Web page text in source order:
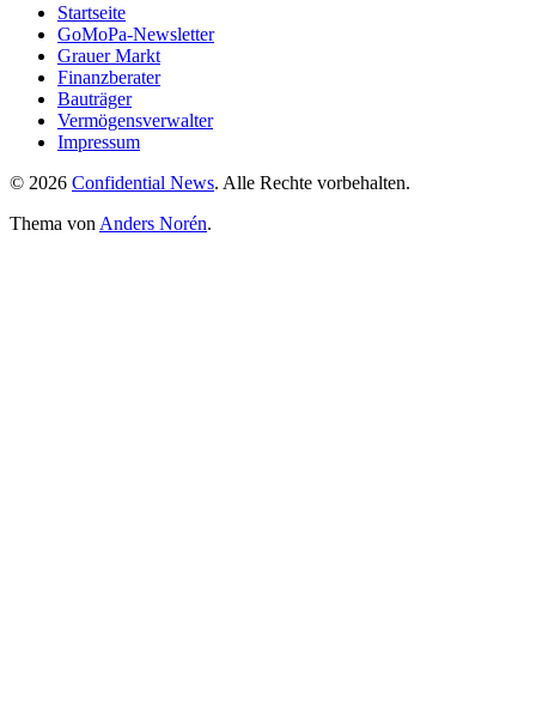
Startseite
GoMoPa-Newsletter
Grauer Markt
Finanzberater
Bauträger
Vermögensverwalter
Impressum
© 2026 Confidential News. Alle Rechte vorbehalten.
Thema von Anders Norén.